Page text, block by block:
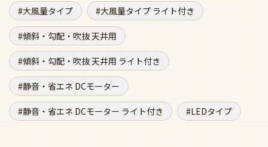
大風量タイプ 大風量タイプ ライト付き
傾斜・勾配・吹抜 天井用
傾斜・勾配・吹抜 天井用 ライト付き
静音・省エネ DCモーター
静音・省エネ DCモーター ライト付き LEDタイプ